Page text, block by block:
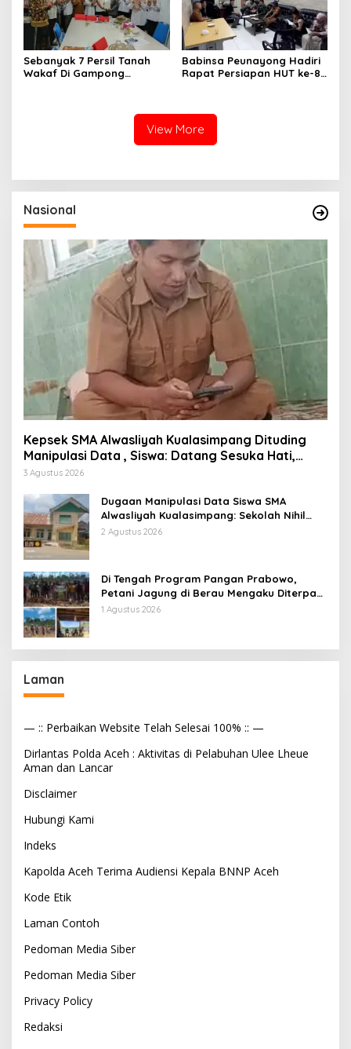
Sebanyak 7 Persil Tanah
Wakaf Di Gampong
Babinsa Peunayong Hadiri
Rapat Persiapan HUT ke-81
View More
Nasional
Kepsek SMA Alwasliyah Kualasimpang Dituding
Manipulasi Data , Siswa: Datang Sesuka Hati,
Dana MBG Disalurkan ke Guru & Pesantren
3 Agustus 2026
Dugaan Manipulasi Data Siswa SMA
Alwasliyah Kualasimpang: Sekolah Nihil
Murid Tapi Terima Dana BOS & Paket
2 Agustus 2026
Di Tengah Program Pangan Prabowo,
Petani Jagung di Berau Mengaku Diterpa
Tekanan Aparat
1 Agustus 2026
Laman
— :: Perbaikan Website Telah Selesai 100% :: —
Dirlantas Polda Aceh : Aktivitas di Pelabuhan Ulee Lheue
Aman dan Lancar
Disclaimer
Hubungi Kami
Indeks
Kapolda Aceh Terima Audiensi Kepala BNNP Aceh
Kode Etik
Laman Contoh
Pedoman Media Siber
Pedoman Media Siber
Privacy Policy
Redaksi